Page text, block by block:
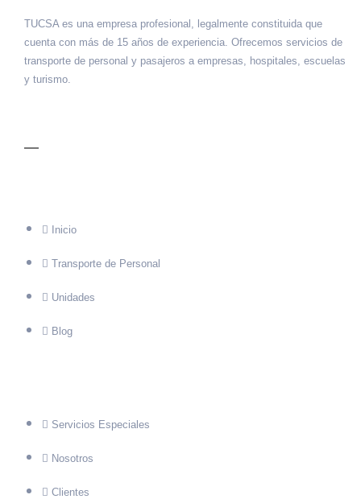
TUCSA es una empresa profesional, legalmente constituida que
cuenta con más de 15 años de experiencia. Ofrecemos servicios de
transporte de personal y pasajeros a empresas, hospitales, escuelas
y turismo.
Inicio
Transporte de Personal
Unidades
Blog
Servicios Especiales
Nosotros
Clientes